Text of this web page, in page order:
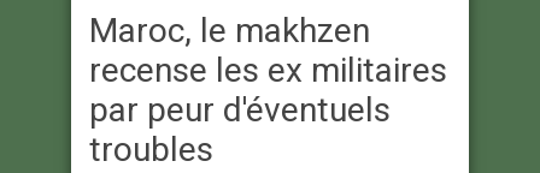
Maroc, le makhzen
recense les ex militaires
par peur d'éventuels
troubles